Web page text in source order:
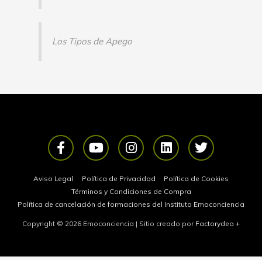
Los Tipos de Apego
F
a
c
e
o
o
k
f
Y
o
u
t
u
b
I
n
s
t
a
g
a
L
i
n
k
e
d
n
T
w
i
t
e
Aviso Legal Política de Privacidad
Política de Cookies
Términos y Condiciones de Compra
Política de cancelación de formaciones del Instituto Emoconciencia
Copyright © 2026 Emoconciencia | Sitio creado por Factorydea +